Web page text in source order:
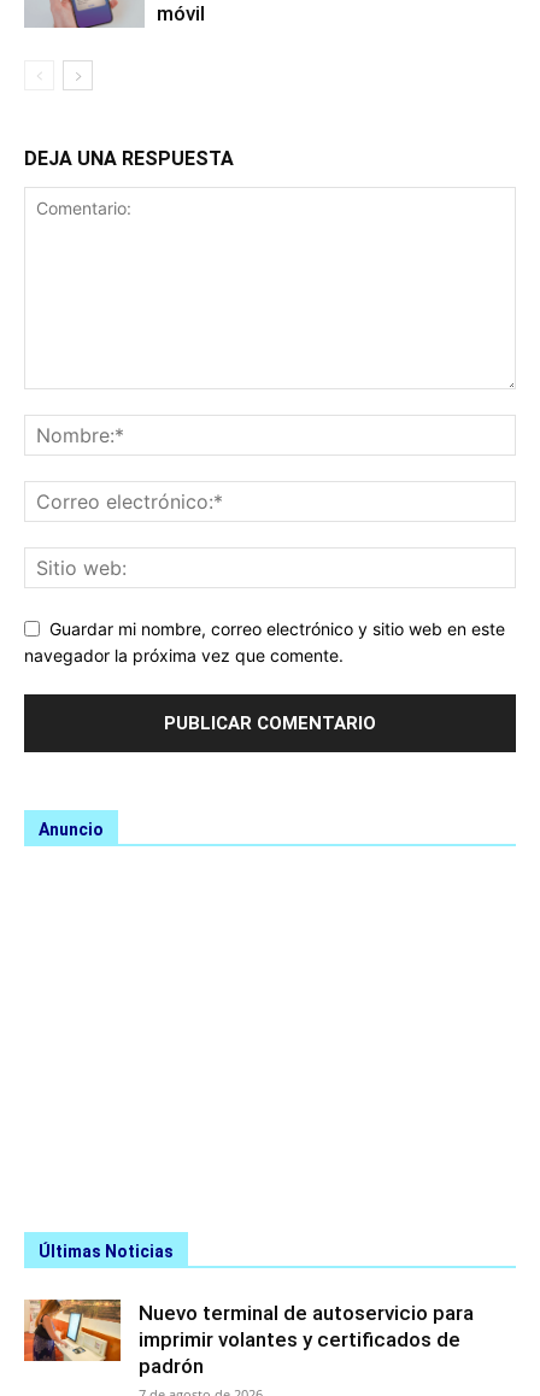
móvil
DEJA UNA RESPUESTA
Guardar mi nombre, correo electrónico y sitio web en este
navegador la próxima vez que comente.
Anuncio
Últimas Noticias
Nuevo terminal de autoservicio para
imprimir volantes y certificados de
padrón